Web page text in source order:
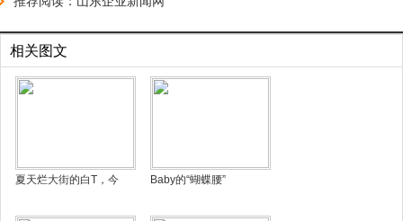
相关图文
夏天烂大街的白T，今 Baby的“蝴蝶腰”